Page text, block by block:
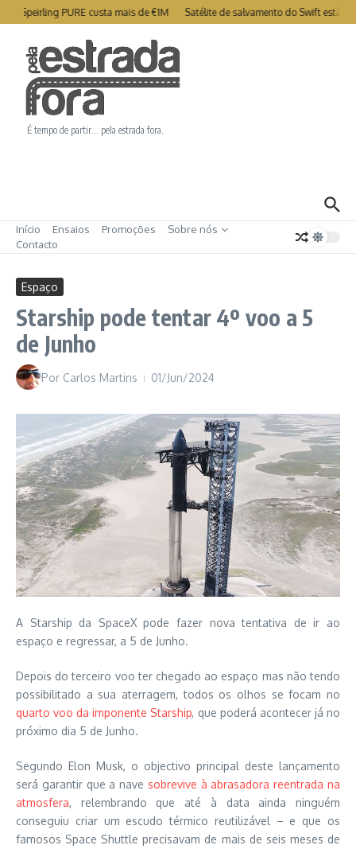
Ir para o conteúdo
Speirling PURE custa mais de €1M Satélite de salvamento do Swift está
É tempo de partir… pela estrada fora.
Início Ensaios Promoções
Sobre nós
Contacto
Espaço
Starship pode tentar 4º voo a 5
de Junho
Por Carlos Martins 01/Jun/2024
A Starship da SpaceX pode fazer nova tentativa de ir ao
espaço e regressar, a 5 de Junho.
Depois do terceiro voo ter chegado ao espaço mas não tendo
possibilitado a sua aterragem, todos os olhos se focam no
quarto voo da imponente Starship, que poderá acontecer já no
próximo dia 5 de Junho.
Segundo Elon Musk, o objectivo principal deste lançamento
será garantir que a nave sobrevive à abrasadora reentrada na
atmosfera, relembrando que até à data ainda ninguém
conseguiu criar um escudo térmico reutilizável – e que os
famosos Space Shuttle precisavam de mais de seis meses de